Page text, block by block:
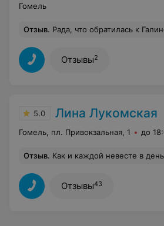
Гомель
Отзыв. Рада, что обратилась к Галине. Мне нужна была прическа и макияж на мой юбилей. Галина оказалась мастером 2 в 1. Очень красивый вечерний макияж сделала мне, выслушав изначально мои пожелания. Учла все предложения, как я это
Отзывы2
5.0 Лина Лукомская
Гомель, пл. Привокзальная, 1 до
Отзыв. Как и каждой невесте в день свадьбы, мне хотелось выглядеть прекрасно и в выборе свадебного визажиста я не ошиблась! Лина справилась со своей задачей на 200 %. День свадьбы -очень волнительный день и Лина помогла не только справиться с нервами,но и
Отзывы43